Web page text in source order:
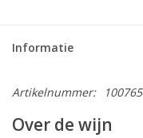
Informatie
Artikelnummer: 100765
Over de wijn